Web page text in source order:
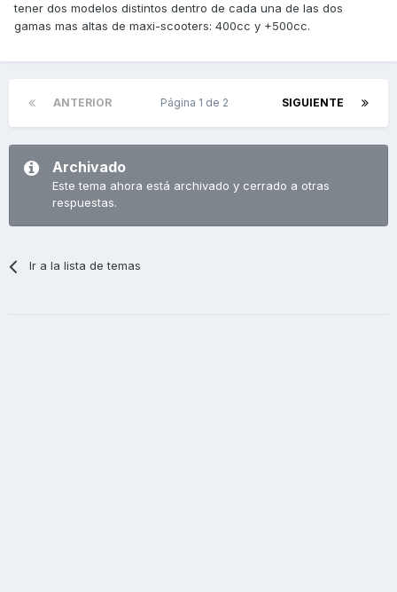
tener dos modelos distintos dentro de cada una de las dos
gamas mas altas de maxi-scooters: 400cc y +500cc.
ANTERIOR SIGUIENTE
Página 1 de 2
Archivado
Este tema ahora está archivado y cerrado a otras
respuestas.
Ir a la lista de temas